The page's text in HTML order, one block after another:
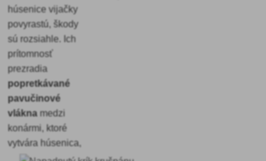
húsenice vijačky
povyrastú, škody
sú rozsiahle. Ich
prítomnosť
prezradia
popretkávané
pavučinové
vlákna medzi
konármi, ktoré
vytvára húsenica,